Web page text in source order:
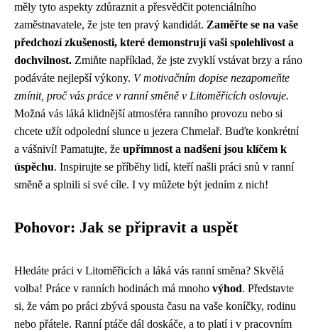
měly tyto aspekty zdůraznit a přesvědčit potenciálního
zaměstnavatele, že jste ten pravý kandidát. Zaměřte se na vaše
předchozí zkušenosti, které demonstrují vaši spolehlivost a
dochvilnost. Zmiňte například, že jste zvyklí vstávat brzy a ráno
podáváte nejlepší výkony. V motivačním dopise nezapomeňte
zmínit, proč vás práce v ranní směně v Litoměřicích oslovuje.
Možná vás láká klidnější atmosféra ranního provozu nebo si
chcete užít odpolední slunce u jezera Chmelař. Buďte konkrétní
a vášniví! Pamatujte, že upřímnost a nadšení jsou klíčem k
úspěchu. Inspirujte se příběhy lidí, kteří našli práci snů v ranní
směně a splnili si své cíle. I vy můžete být jedním z nich!
Pohovor: Jak se připravit a uspět
Hledáte práci v Litoměřicích a láká vás ranní směna? Skvělá
volba! Práce v ranních hodinách má mnoho výhod. Představte
si, že vám po práci zbývá spousta času na vaše koníčky, rodinu
nebo přátele. Ranní ptáče dál doskáče, a to platí i v pracovním